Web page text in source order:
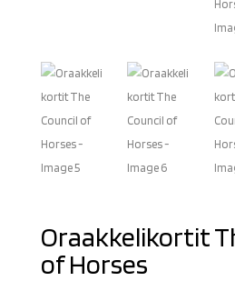
Oraakkelikortit
of Horses